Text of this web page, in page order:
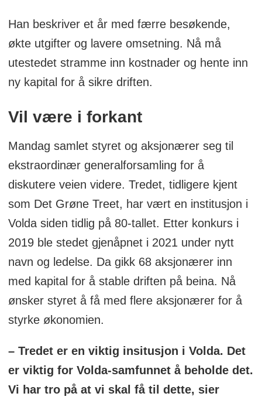
Han beskriver et år med færre besøkende,
økte utgifter og lavere omsetning. Nå må
utestedet stramme inn kostnader og hente inn
ny kapital for å sikre driften.
Vil være i forkant
Mandag samlet styret og aksjonærer seg til
ekstraordinær generalforsamling for å
diskutere veien videre. Tredet, tidligere kjent
som Det Grøne Treet, har vært en institusjon i
Volda siden tidlig på 80-tallet. Etter konkurs i
2019 ble stedet gjenåpnet i 2021 under nytt
navn og ledelse. Da gikk 68 aksjonærer inn
med kapital for å stable driften på beina. Nå
ønsker styret å få med flere aksjonærer for å
styrke økonomien.
– Tredet er en viktig insitusjon i Volda. Det
er viktig for Volda-samfunnet å beholde det.
Vi har tro på at vi skal få til dette, sier